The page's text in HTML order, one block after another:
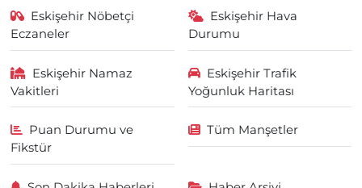
Eskişehir Nöbetçi
Eczaneler
Eskişehir Hava
Durumu
Eskişehir Namaz
Vakitleri
Eskişehir Trafik
Yoğunluk Haritası
Puan Durumu ve
Fikstür
Tüm Manşetler